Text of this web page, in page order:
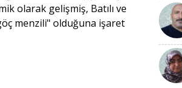
olarak gelişmiş, Batılı ve
menzili" olduğuna işaret